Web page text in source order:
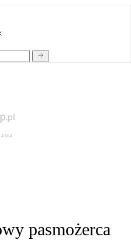
pasmożerca